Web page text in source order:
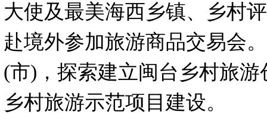
大使及最美海西乡镇、乡村
赴境外参加旅游商品交易会
(市)，探索建立闽台乡村旅
乡村旅游示范项目建设。